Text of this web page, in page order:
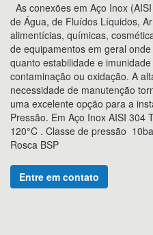
As conexões em Aço Inox
de Água, de Fluídos Líquidos,
alimentícias, químicas,
de equipamentos em geral
quanto estabilidade e
contaminação ou oxidação. A
necessidade de manutenção
uma excelente opção para a
Pressão. Em Aço Inox AISI 304
120°C . Classe de pressão
Rosca BSP
Entre em contato